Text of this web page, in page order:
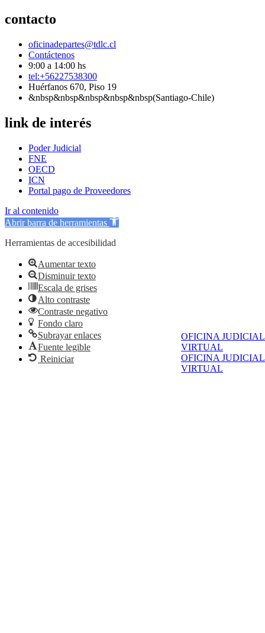
OFICINA JUDICIAL
VIRTUAL
OFICINA JUDICIAL
VIRTUAL
contacto
oficinadepartes@tdlc.cl
Contáctenos
9:00 a 14:00 hs
tel:+56227538300
Huérfanos 670, Piso 19
&nbsp&nbsp&nbsp&nbsp&nbsp(Santiago-Chile)
link de interés
Poder Judicial
FNE
OECD
ICN
Portal pago de Proveedores
Ir al contenido
Abrir barra de herramientas
Herramientas de accesibilidad
Aumentar texto
Disminuir texto
Escala de grises
Alto contraste
Contraste negativo
Fondo claro
Subrayar enlaces
Fuente legible
Reiniciar